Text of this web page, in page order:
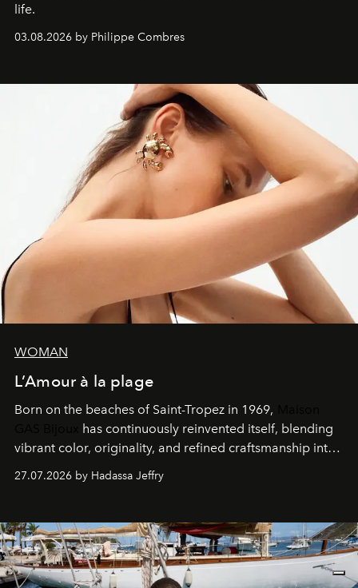
life.
03.08.2026 by Philippe Combres
WOMAN
L’Amour à la plage
Born on the beaches of Saint-Tropez in 1969,
has continuously reinvented itself, blending
vibrant color, originality, and refined craftsmanship into
every creation.
27.07.2026 by Hadassa Jeffry